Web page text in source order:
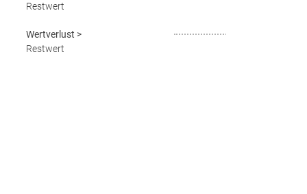
Restwert
Wertverlust >
Restwert